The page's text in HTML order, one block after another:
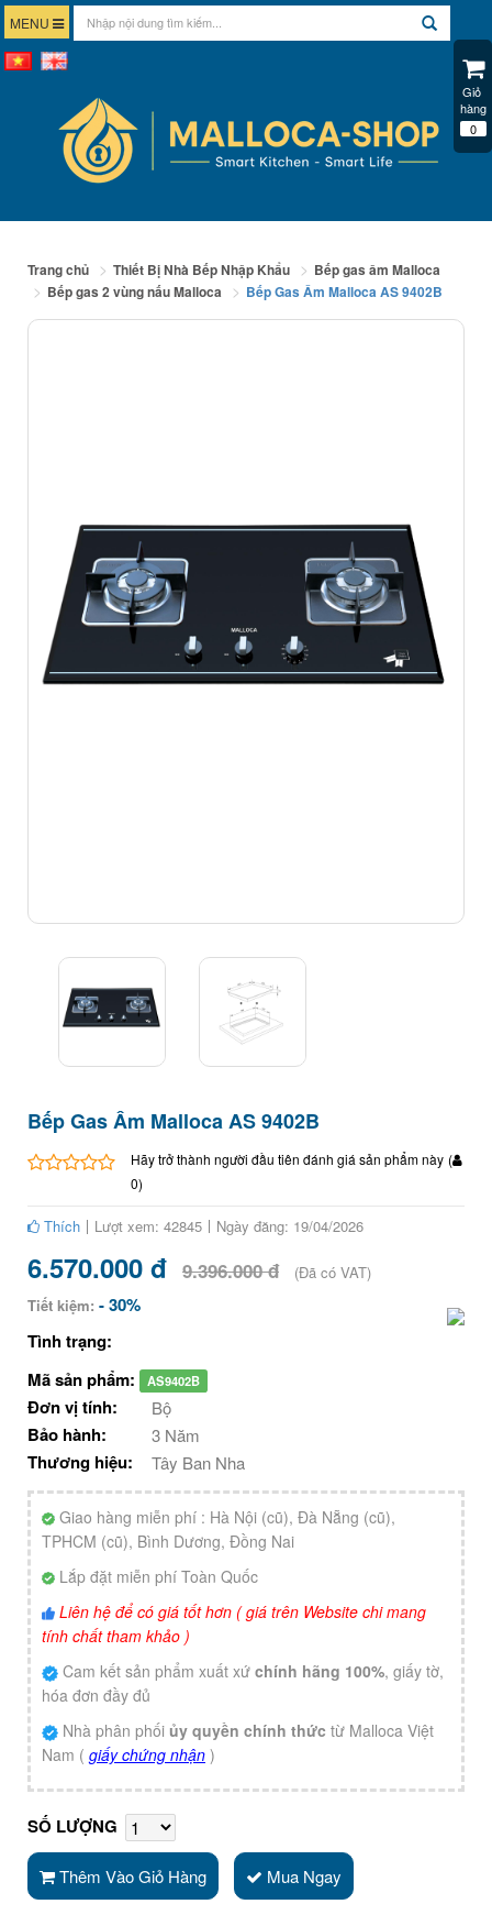
MENU
Trang chủ Thiết Bị Nhà Bếp Nhập Khẩu
Bếp gas âm Malloca
Bếp gas 2 vùng nấu Malloca
Bếp Gas Âm Malloca AS 9402B
Bếp Gas Âm Malloca AS 9402B
Hãy trở thành người đầu tiên đánh giá sản phẩm này (
0)
Thích Lượt xem: 42845 Ngày đăng: 19/04/2026
6.570.000 đ 9.396.000 đ
(Đã có VAT)
Tiết kiệm: - 30%
Tình trạng:
Mã sản phẩm:
AS9402B
Đơn vị tính: Bộ
Bảo hành: 3 Năm
Thương hiệu: Tây Ban Nha
Giao hàng miễn phí : Hà Nội (cũ), Đà Nẵng (cũ),
TPHCM (cũ), Bình Dương, Đồng Nai
Lắp đặt miễn phí Toàn Quốc
Liên hệ để có giá tốt hơn ( giá trên Website chi mang
tính chất tham khảo )
Cam kết sản phẩm xuất xứ chính hãng 100%, giấy tờ,
hóa đơn đầy đủ
Nhà phân phối ủy quyền chính thức từ Malloca Việt
Nam ( giấy chứng nhận )
SỐ LƯỢNG
Thêm Vào Giỏ Hàng Mua Ngay
Giỏ
hàng
0